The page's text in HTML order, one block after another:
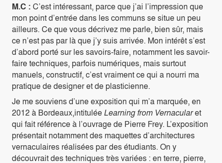
M.C : C’est intéressant, parce que j’ai l’impression que
mon point d’entrée dans les communs se situe un peu
ailleurs. Ce que vous décrivez me parle, bien sûr, mais
ce n’est pas par là que j’y suis arrivée. Mon intérêt s’est
d’abord porté sur les savoirs-faire, notamment les savoir-
faire techniques, parfois numériques, mais surtout
manuels, constructif, c’est vraiment ce qui a nourri ma
pratique de designer et de plasticienne.
Je me souviens d’une exposition qui m’a marquée, en
2012 à Bordeaux,intituléeLearning from Vernacularet
qui fait référence à l’ouvrage de Pierre Frey. L’exposition
présentait notamment des maquettes d’architectures
vernaculaires réalisées par des étudiants. On y
découvrait des techniques très variées : en terre, pierre,